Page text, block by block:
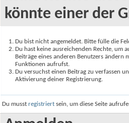
könnte einer der
Du bist nicht angemeldet. Bitte fülle die
Du hast keine ausreichenden Rechte, um
Beiträge eines anderen Benutzers
Funktionen aufrufst.
Du versuchst einen Beitrag zu verfassen
Aktivierung deiner Registrierung.
Du musst registriert sein, um diese Seite